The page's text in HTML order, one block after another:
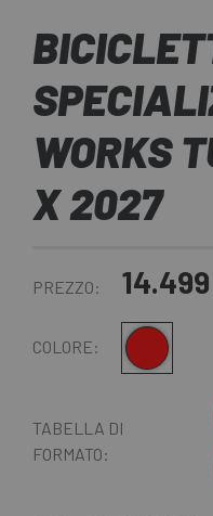
WORKS
X 2027
PREZZO:
COLORE: Rosso nero
TABELLA DI
FORMATO: